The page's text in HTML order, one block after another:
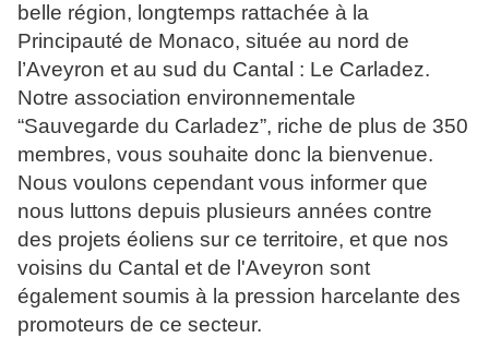
belle région, longtemps rattachée à la
Principauté de Monaco, située au nord de
l’Aveyron et au sud du Cantal : Le Carladez.
Notre association environnementale
“Sauvegarde du Carladez”, riche de plus de 350
membres, vous souhaite donc la bienvenue.
Nous voulons cependant vous informer que
nous luttons depuis plusieurs années contre
des projets éoliens sur ce territoire, et que nos
voisins du Cantal et de l'Aveyron sont
également soumis à la pression harcelante des
promoteurs de ce secteur.